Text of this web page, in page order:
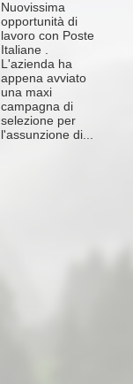
Nuovissima
opportunità di
lavoro con Poste
Italiane .
L'azienda ha
appena avviato
una maxi
campagna di
selezione per
l'assunzione di...